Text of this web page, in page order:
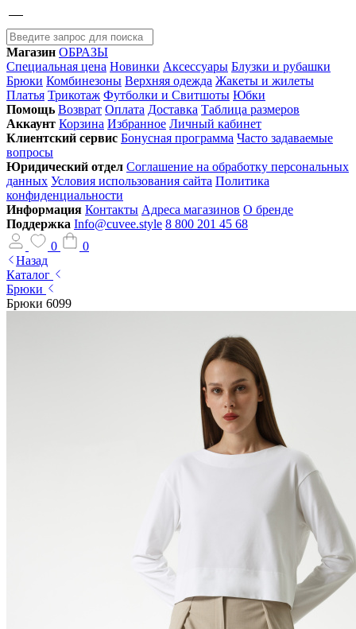
Магазин ОБРАЗЫ
Специальная цена Новинки Аксессуары Блузки и рубашки
Брюки Комбинезоны Верхняя одежда Жакеты и жилеты
Платья Трикотаж Футболки и Свитшоты Юбки
Помощь Возврат Оплата Доставка Таблица размеров
Аккаунт Корзина Избранное Личный кабинет
Клиентский сервис Бонусная программа Часто задаваемые
вопросы
Юридический отдел Соглашение на обработку персональных
данных Условия использования сайта Политика
конфиденциальности
Информация Контакты Адреса магазинов О бренде
Поддержка Info@cuvee.style 8 800 201 45 68
0
0
Назад
Каталог
Брюки
Брюки 6099